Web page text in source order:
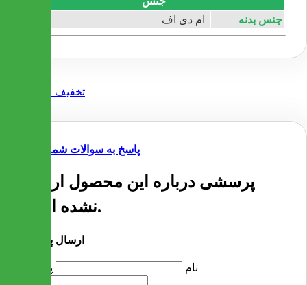
جنس بدنه
ام دی اف
پاسخ به سوالات شما
پرسشی درباره این محصول ارسال
نشده است.
ارسال پرسش
نام پرسش